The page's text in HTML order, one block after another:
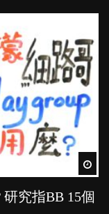
究指BB 15個
學習取代獎勵
職媽媽的壓
止還是放手？